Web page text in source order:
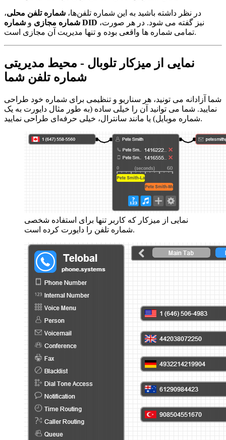
در نظر داشته باشید به این شماره تلفن‌ها، شماره تلفن محلی،
شماره مجازی و شماره DID
تمامی شماره ها واقعی بوده و تنها مدیریت آن مجازی است.
نمایی از میزکار تلوبال - محیط مدیریتی
شماره تلفن شما
شما آزادانه می تونید، هر سناریو و تنظیمی برای شماره خود طراحی
نمایید. شما می توانید آن را خیلی ساده (به طور مثال دایورت به یک
شماره موبایل) یا مانند سانترال، خیلی حرفه‌ای طراحی نمایید.
نمایی از میزکار که کاربر تنها برای استفاده شخصی
شماره تلفن را دایورت کرده است.